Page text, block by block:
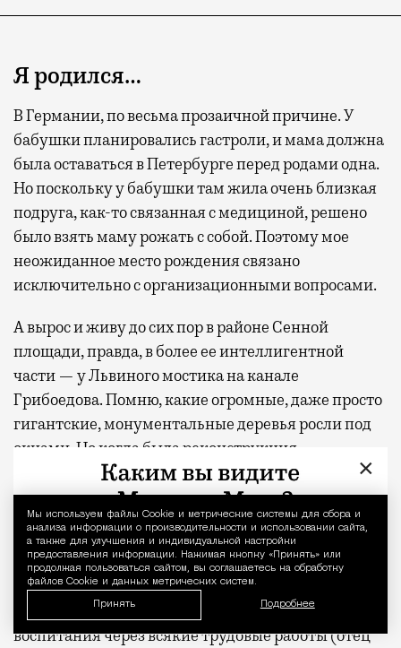
Уведомление
Мы используем файлы Сookie и метрические системы для сбора и
анализа информации о производительности и использовании сайта,
а также для улучшения и индивидуальной настройки
предоставления информации. Нажимая кнопку «Принять» или
продолжая пользоваться сайтом, вы соглашаетесь на обработку
файлов Cookie и данных метрических систем.
Принять Подробнее
Я родился…
В Германии, по весьма прозаичной причине. У
бабушки планировались гастроли, и мама должна
была оставаться в Петербурге перед родами одна.
Но поскольку у бабушки там жила очень близкая
подруга, как-то связанная с медициной, решено
было взять маму рожать с собой. Поэтому мое
неожиданное место рождения связано
исключительно с организационными вопросами.
А вырос и живу до сих пор в районе Сенной
площади, правда, в более ее интеллигентной
части — у Львиного мостика на канале
Грибоедова. Помню, какие огромные, даже просто
гигантские, монументальные деревья росли под
окнами. Но когда была реконструкция
набережной, их выдрали — теперь растут
хиленькие, которые когда-то станут большими и
снова начнут разрушать корнями набережную.
Подопустел канал Грибоедова…
Есть невероятно яркое воспоминание того
времени: мой папа был приверженцем
воспитания через всякие трудовые работы (отец
×